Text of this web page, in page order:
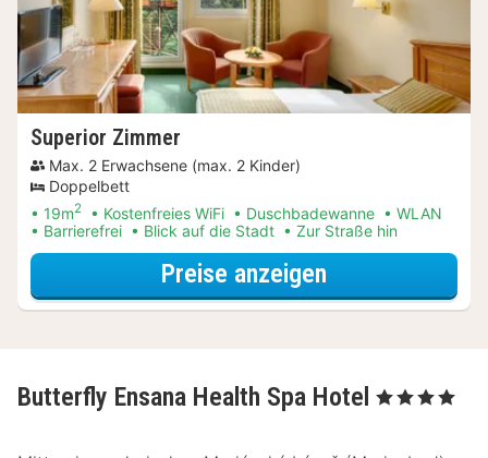
Superior Zimmer
Max. 2 Erwachsene (max. 2 Kinder)
Doppelbett
19m2 Kostenfreies WiFi Duschbadewanne
WLAN
Barrierefrei
Blick auf die Stadt Zur Straße hin
Preise anzeigen
Butterfly Ensana Health Spa Hotel , 4 Sterne